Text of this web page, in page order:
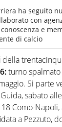
ha seguito
con
e
di calcio
della
turno
Si parte
sabato
Como-
a Pezzuto,